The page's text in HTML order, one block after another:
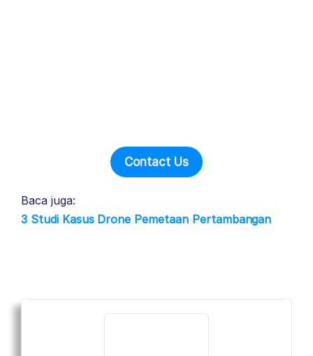
Contact Us
Baca juga:
3 Studi Kasus Drone Pemetaan Pertambangan